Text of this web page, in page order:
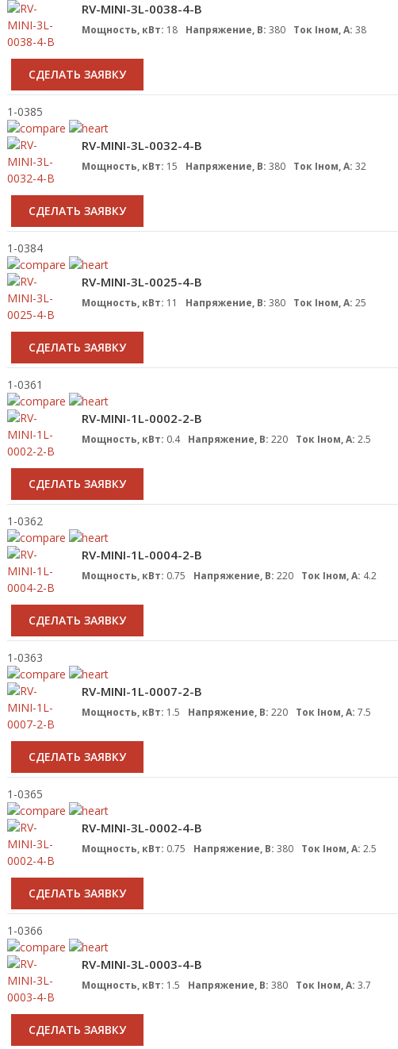
RV-MINI-3L-0038-4-B
Мощность, кВт: 18 Напряжение, В: 380 Ток Iном, А: 38
CДЕЛАТЬ ЗАЯВКУ
1-0385
RV-MINI-3L-0032-4-B
Мощность, кВт: 15 Напряжение, В: 380 Ток Iном, А: 32
CДЕЛАТЬ ЗАЯВКУ
1-0384
RV-MINI-3L-0025-4-B
Мощность, кВт: 11 Напряжение, В: 380 Ток Iном, А: 25
CДЕЛАТЬ ЗАЯВКУ
1-0361
RV-MINI-1L-0002-2-B
Мощность, кВт: 0.4 Напряжение, В: 220 Ток Iном, А: 2.5
CДЕЛАТЬ ЗАЯВКУ
1-0362
RV-MINI-1L-0004-2-B
Мощность, кВт: 0.75 Напряжение, В: 220 Ток Iном, А: 4.2
CДЕЛАТЬ ЗАЯВКУ
1-0363
RV-MINI-1L-0007-2-B
Мощность, кВт: 1.5 Напряжение, В: 220 Ток Iном, А: 7.5
CДЕЛАТЬ ЗАЯВКУ
1-0365
RV-MINI-3L-0002-4-B
Мощность, кВт: 0.75 Напряжение, В: 380 Ток Iном, А: 2.5
CДЕЛАТЬ ЗАЯВКУ
1-0366
RV-MINI-3L-0003-4-B
Мощность, кВт: 1.5 Напряжение, В: 380 Ток Iном, А: 3.7
CДЕЛАТЬ ЗАЯВКУ